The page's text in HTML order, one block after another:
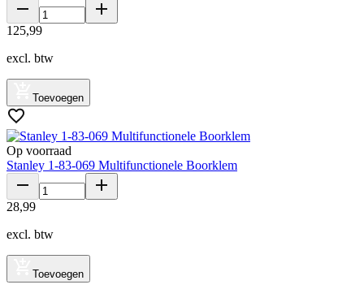
125,99
excl. btw
Toevoegen
Op voorraad
Stanley 1-83-069 Multifunctionele Boorklem
28,99
excl. btw
Toevoegen